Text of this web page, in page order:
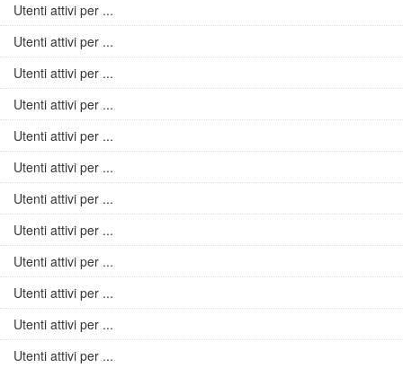
Utenti attivi per ...
Utenti attivi per ...
Utenti attivi per ...
Utenti attivi per ...
Utenti attivi per ...
Utenti attivi per ...
Utenti attivi per ...
Utenti attivi per ...
Utenti attivi per ...
Utenti attivi per ...
Utenti attivi per ...
Utenti attivi per ...